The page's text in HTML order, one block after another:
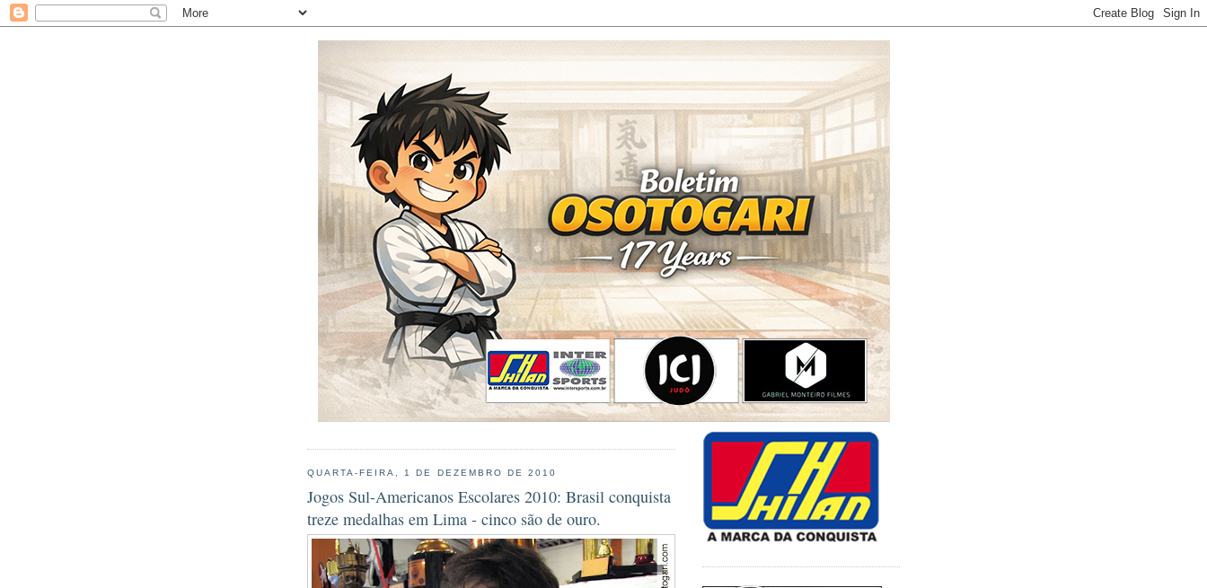
QUARTA-FEIRA, 1 DE DEZEMBRO DE 2010
Jogos Sul-Americanos Escolares 2010: Brasil conquista
treze medalhas em Lima - cinco são de ouro.